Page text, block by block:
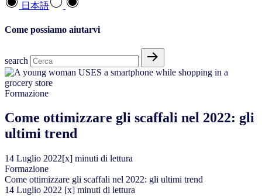
日本語
Come possiamo aiutarvi
search
Formazione
Come ottimizzare gli scaffali nel 2022: gli
ultimi trend
14 Luglio 2022[x] minuti di lettura
Formazione
Come ottimizzare gli scaffali nel 2022: gli ultimi trend
14 Luglio 2022 [x] minuti di lettura